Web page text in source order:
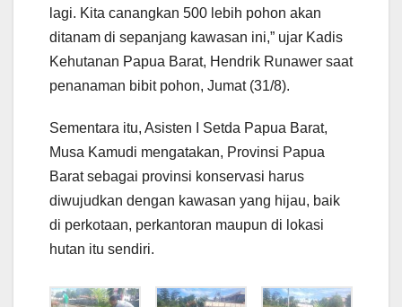
lagi. Kita canangkan 500 lebih pohon akan
ditanam di sepanjang kawasan ini,” ujar Kadis
Kehutanan Papua Barat, Hendrik Runawer saat
penanaman bibit pohon, Jumat (31/8).
Sementara itu, Asisten I Setda Papua Barat,
Musa Kamudi mengatakan, Provinsi Papua
Barat sebagai provinsi konservasi harus
diwujudkan dengan kawasan yang hijau, baik
di perkotaan, perkantoran maupun di lokasi
hutan itu sendiri.